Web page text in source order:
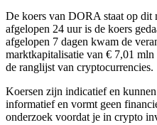
De koers van DORA staat op dit
afgelopen 24 uur is de koers
afgelopen 7 dagen kwam de
marktkapitalisatie van € 7,01
de ranglijst van cryptocurrencies.
Koersen zijn indicatief en
informatief en vormt geen
onderzoek voordat je in crypto